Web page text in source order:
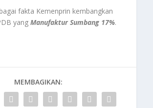
fakta Kemenprin kembangkan
yangManufaktur Sumbang 17%.
MEMBAGIKAN: